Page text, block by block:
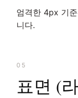
엄격한 4px 기
니다.
05
표면 (